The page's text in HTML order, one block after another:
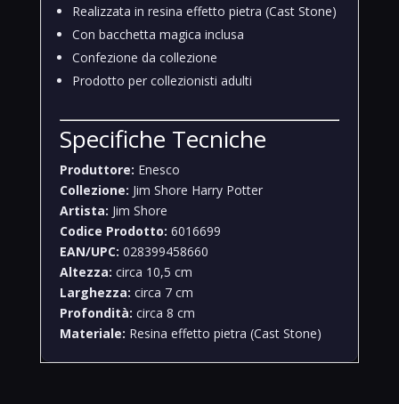
Realizzata in resina effetto pietra (Cast Stone)
Con bacchetta magica inclusa
Confezione da collezione
Prodotto per collezionisti adulti
Specifiche Tecniche
Produttore: Enesco
Collezione: Jim Shore Harry Potter
Artista: Jim Shore
Codice Prodotto: 6016699
EAN/UPC: 028399458660
Altezza: circa 10,5 cm
Larghezza: circa 7 cm
Profondità: circa 8 cm
Materiale: Resina effetto pietra (Cast Stone)